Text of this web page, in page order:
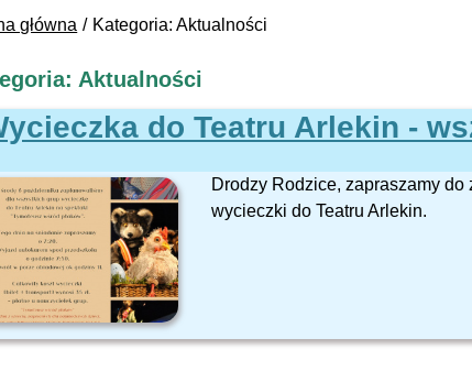
główna Kategoria: Aktualności
Aktualności
do Teatru Arlekin -
Drodzy Rodzice, zapraszamy
wycieczki do Teatru Arlekin.